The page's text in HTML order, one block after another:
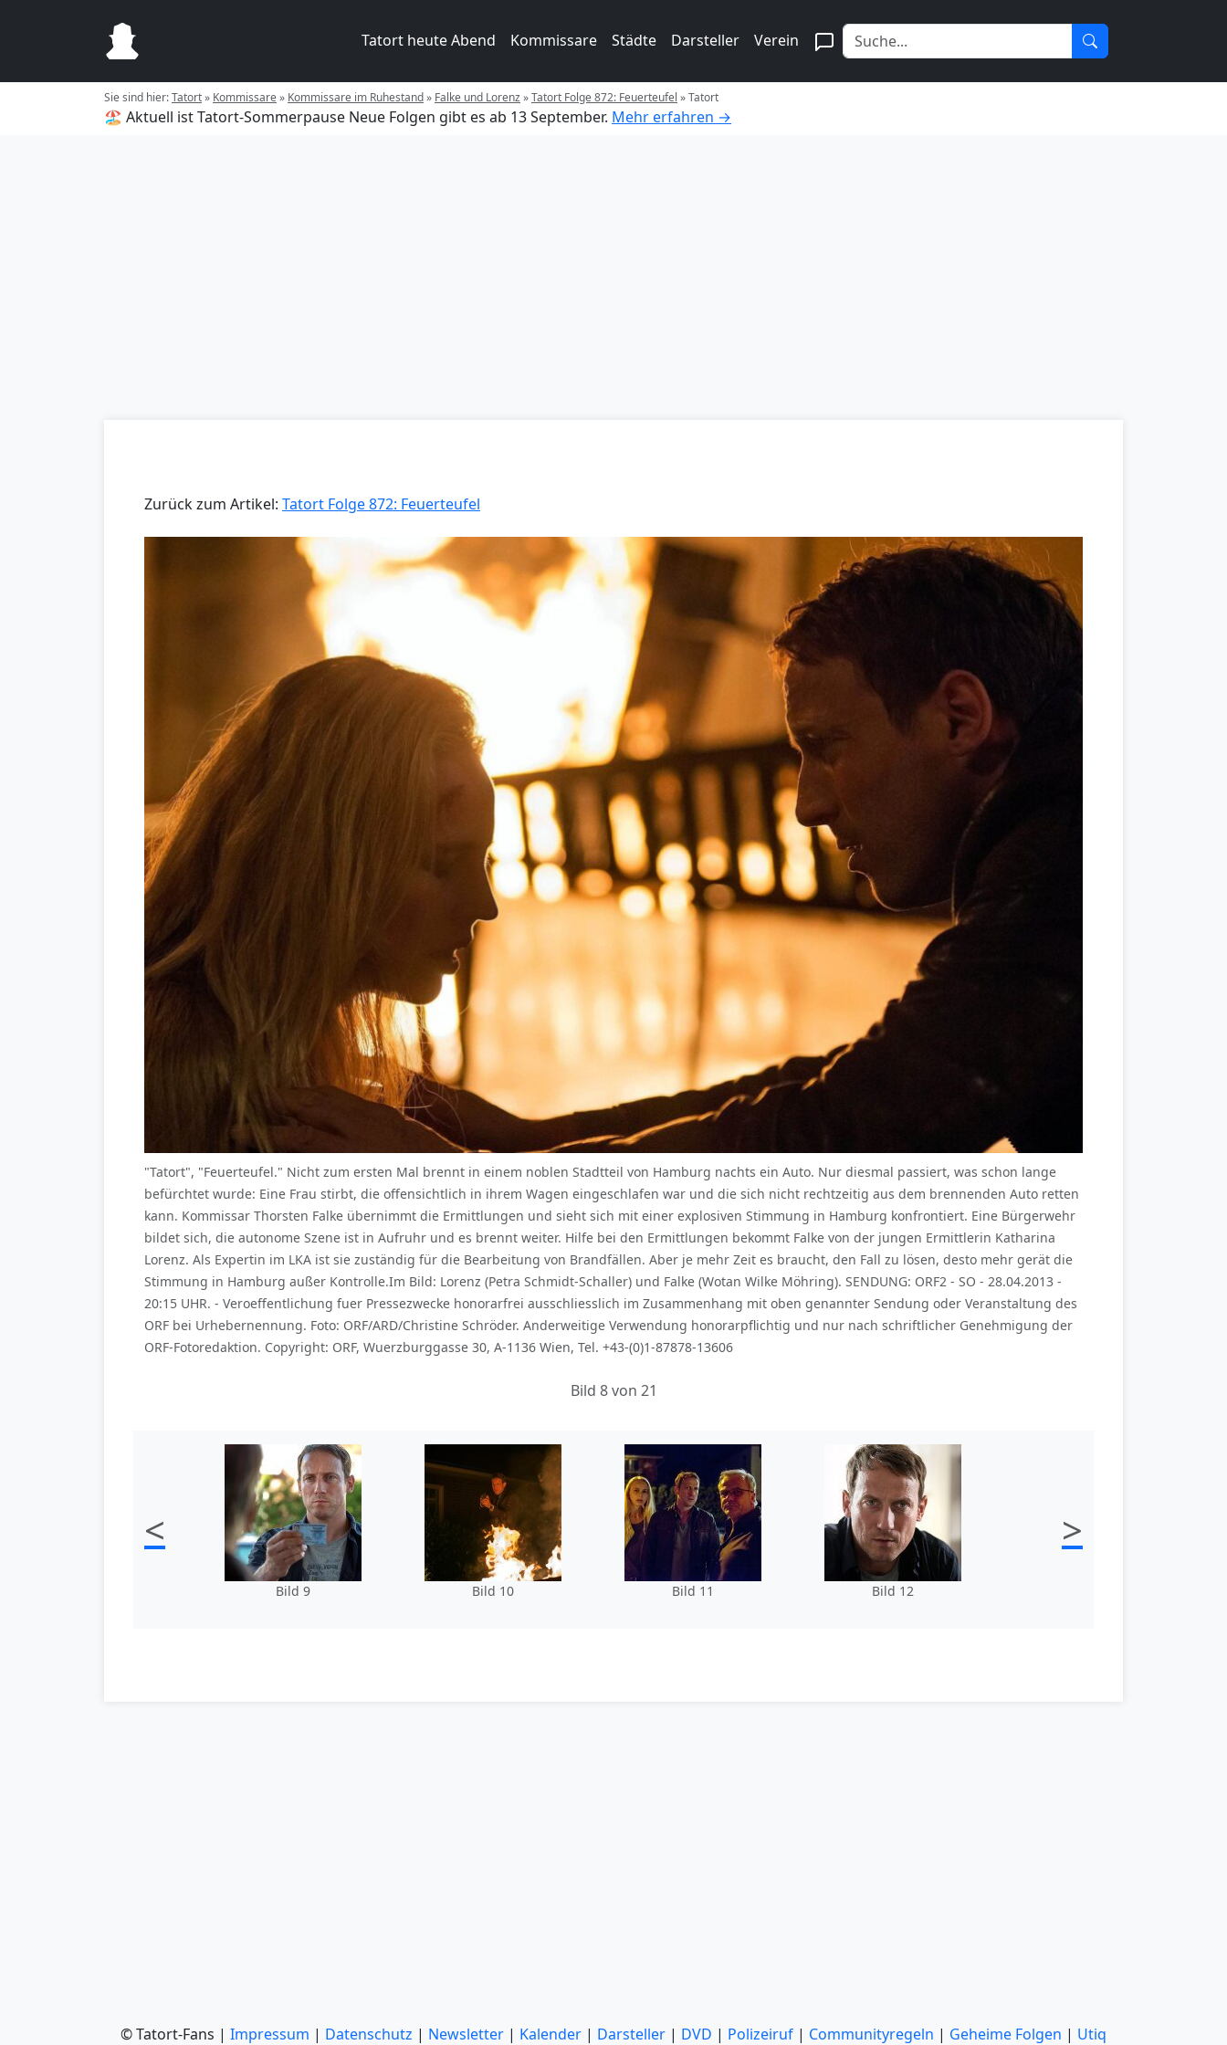
Tatort heute Abend Kommissare Städte Darsteller Verein
Sie sind hier:Tatort» Kommissare» Kommissare im Ruhestand» Falke und Lorenz»Tatort Folge 872: Feuerteufel »Tatort
🏖️ Aktuell ist Tatort-Sommerpause Neue Folgen gibt es ab 13 September. Mehr erfahren →
Zurück zum Artikel: Tatort Folge 872: Feuerteufel
"Tatort", "Feuerteufel." Nicht zum ersten Mal brennt in einem noblen Stadtteil von Hamburg nachts ein Auto. Nur diesmal passiert, was schon lange
befürchtet wurde: Eine Frau stirbt, die offensichtlich in ihrem Wagen eingeschlafen war und die sich nicht rechtzeitig aus dem brennenden Auto retten
kann. Kommissar Thorsten Falke übernimmt die Ermittlungen und sieht sich mit einer explosiven Stimmung in Hamburg konfrontiert. Eine Bürgerwehr
bildet sich, die autonome Szene ist in Aufruhr und es brennt weiter. Hilfe bei den Ermittlungen bekommt Falke von der jungen Ermittlerin Katharina
Lorenz. Als Expertin im LKA ist sie zuständig für die Bearbeitung von Brandfällen. Aber je mehr Zeit es braucht, den Fall zu lösen, desto mehr gerät die
Stimmung in Hamburg außer Kontrolle.Im Bild: Lorenz (Petra Schmidt-Schaller) und Falke (Wotan Wilke Möhring). SENDUNG: ORF2 - SO - 28.04.2013 -
20:15 UHR. - Veroeffentlichung fuer Pressezwecke honorarfrei ausschliesslich im Zusammenhang mit oben genannter Sendung oder Veranstaltung des
ORF bei Urhebernennung. Foto: ORF/ARD/Christine Schröder. Anderweitige Verwendung honorarpflichtig und nur nach schriftlicher Genehmigung der
ORF-Fotoredaktion. Copyright: ORF, Wuerzburggasse 30, A-1136 Wien, Tel. +43-(0)1-87878-13606
Bild 8 von 21
<
Bild 9 Bild 10 Bild 11 Bild 12
>
© Tatort-Fans | Impressum | Datenschutz | Newsletter | Kalender | Darsteller | DVD | Polizeiruf | Communityregeln | Geheime Folgen | Utiq